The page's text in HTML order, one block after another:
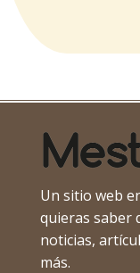
Un sitio web
quieras saber
noticias,
más.